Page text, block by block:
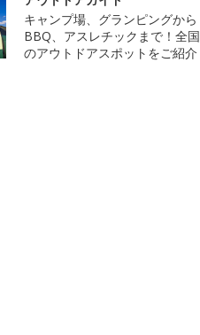
キャンプ場、グランピングから
BBQ、アスレチックまで！全国
のアウトドアスポットをご紹介